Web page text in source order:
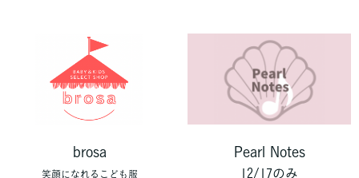
brosa
笑顔になれるこども服
Pearl Notes
12/17のみ